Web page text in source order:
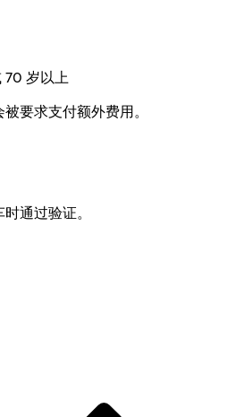
70 岁以上
要求支付额外费用。
通过验证。